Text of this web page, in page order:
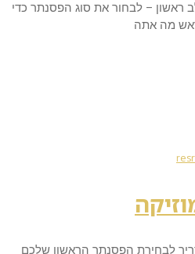
– לבחור את סוג הפסנתר כדי
מה אתה
לבחירת הפסנתר הראשון שלכם